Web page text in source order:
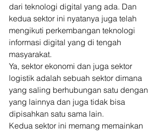
dari teknologi digital yang ada. Dan
kedua sektor ini nyatanya juga telah
mengikuti perkembangan teknologi
informasi digital yang di tengah
masyarakat.
Ya, sektor ekonomi dan juga sektor
logistik adalah sebuah sektor dimana
yang saling berhubungan satu dengan
yang lainnya dan juga tidak bisa
dipisahkan satu sama lain.
Kedua sektor ini memang memainkan